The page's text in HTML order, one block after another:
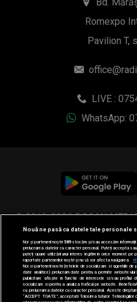
Bd.
Romexpo
Pavilion T,
LIVE :
WhatsApp:
© 2019-2026 DOGAN
drepturile
Nouă ne pasă ca datele tale personale
Noi și partenerii noștri589stocăm și/sau accesăm informații
prelucrarea datelor cu caracter personal. Puteți accepta
puteți opune utilizării unui interes legitim în orice moment
raportate partenerilor noștri și nu vă vor afecta navigarea.
Noi si partenerii nostri (retelele de socializare si agentiile de
date analitice) prelucram date pentru a permite website-
publicitare afisate in functie de interesele si/sau profilul
socializare si pentru a analiza traficul pe website.
cu prelucrarea datelor cu caracter personal. Aceste
“ACCEPT TOATE”, acceptati folosirea tuturor